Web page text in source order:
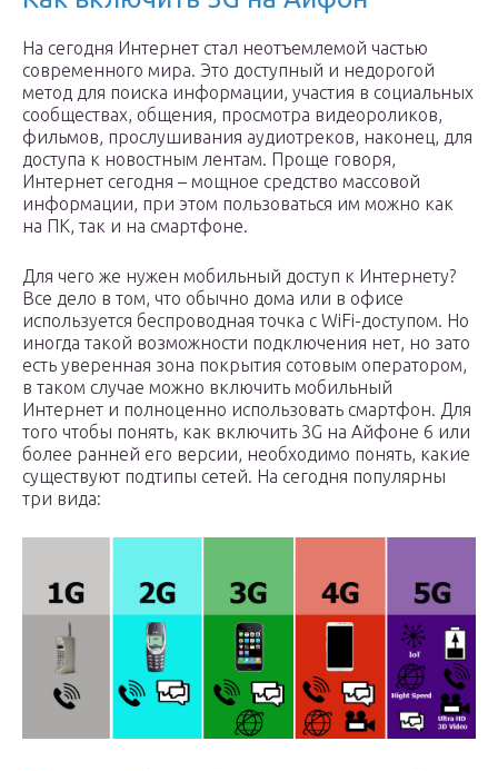
На сегодня Интернет стал неотъемлемой частью
современного мира. Это доступный и недорогой
метод для поиска информации, участия в социальных
сообществах, общения, просмотра видеороликов,
фильмов, прослушивания аудиотреков, наконец, для
доступа к новостным лентам. Проще говоря,
Интернет сегодня – мощное средство массовой
информации, при этом пользоваться им можно как
на ПК, так и на смартфоне.
Для чего же нужен мобильный доступ к Интернету?
Все дело в том, что обычно дома или в офисе
используется беспроводная точка с WiFi-доступом. Но
иногда такой возможности подключения нет, но зато
есть уверенная зона покрытия сотовым оператором,
в таком случае можно включить мобильный
Интернет и полноценно использовать смартфон. Для
того чтобы понять, как включить 3G на Айфоне 6 или
более ранней его версии, необходимо понять, какие
существуют подтипы сетей. На сегодня популярны
три вида: